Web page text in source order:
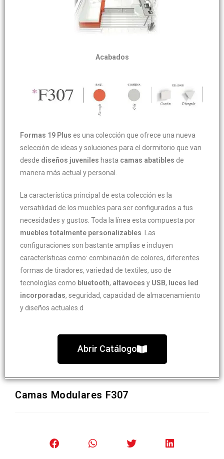
Acabados
Formas 19 Plus es una colección que ofrece una nueva
selección de ideas y soluciones para el dormitorio que van
desde diseños juveniles hasta camas abatibles de
manera más actual y personal.
La característica principal de esta colección es la
versatilidad de los muebles para ser configurados a tus
necesidades y gustos. Toda la línea esta compuesta por
muebles totalmente personalizables . Las
configuraciones son bastante amplias e incluyen
características como: combinación de colores, diferentes
formas de tiradores, variedad de textiles, uso de
tecnologías como bluetooth, altavoces y USB, luces led
incorporadas, seguridad, capacidad de almacenamiento
y diseños actuales.d
Abrir Catálogo
Camas Modulares F307